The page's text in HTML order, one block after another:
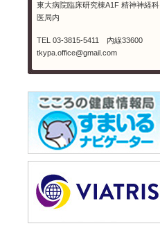
東大病院臨床研究棟A1F 精神神経科
医局内
TEL 03-3815-5411 内線33600
tkypa.office@gmail.com